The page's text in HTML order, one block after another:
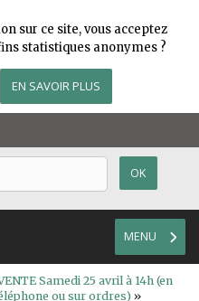
MENU
Samedi 25 avril à 14h (en
ou sur ordres) »
sur ce site, vous acceptez
statistiques anonymes ?
EN SAVOIR PLUS